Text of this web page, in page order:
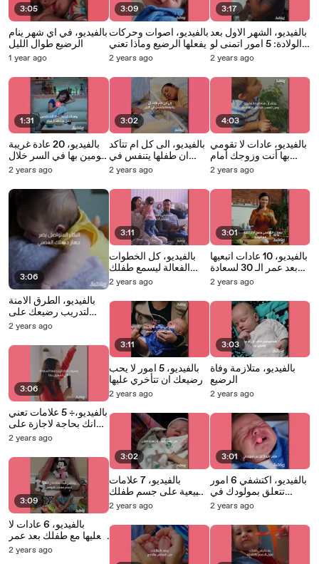
3:05
بالفيديو، في اي شهر ينام
الرضيع طوال الليل
1 year ago
1:31
بالفيديو، 20 عادة غريبة
تقومين بها في السر خلال
الحمل
2 years ago
3:06
بالفيديو، الطرق الامنة
لتدريب رضيعك على
النوم في الليل بسرعة
2 years ago
3:06
بالفيديو،÷ 5 علامات تعني
انك بحاجة لاجازة على
كوكب اخر يا ماما
2 years ago
3:09
بالفيديو، 6 عادات لا
تفعليها مع طفلك بعد عمر
السنتين
2 years ago
3:09
بالفيديو، اصوات وحركات
يفعلها الرضيع وماذا تعني
2 years ago
3:02
بالفيديو، الى كل ام تتأكد
ان طفلها يتنفس في
الليل
2 years ago
3:11
بالفيديو، كل الخطوات
الفعالة ليسمع طفلك
كلامك بدون صراخ
2 years ago
3:11
بالفيديو، 5 امور لا يحب
رضيعك ان تتأخري عليها
2 years ago
3:02
بالفيديو، 7 علامات
طبيعية على جسم طفلك
لا تقلقي حيالها
2 years ago
3:17
بالفيديو، الشهر الاول بعد
الولادة: 5 امور اتمنى لو
فرفتها من قبل
2 years ago
4:03
بالفيديو، عادات لا تقومي
بها أنت وزوجك أمام
الاطفال
2 years ago
3:01
بالفيديو، 10 عادات اتبعيها
بعد عمر الـ 30 لسعادة
مطلقة
2 years ago
3:03
بالفيديو، متلازمة وفاة
الرضيع
2 years ago
3:01
بالفيديو، اكتشفي 6 امور
تتعلق بمولودك في
اسبوعه الاول
2 years ago